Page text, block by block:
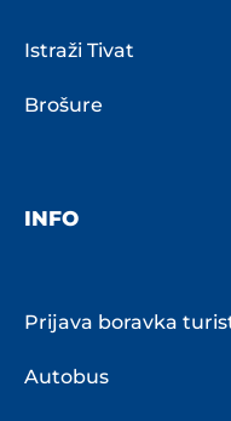
Istraži Tivat
Brošure
INFO
Prijava boravka
Autobus